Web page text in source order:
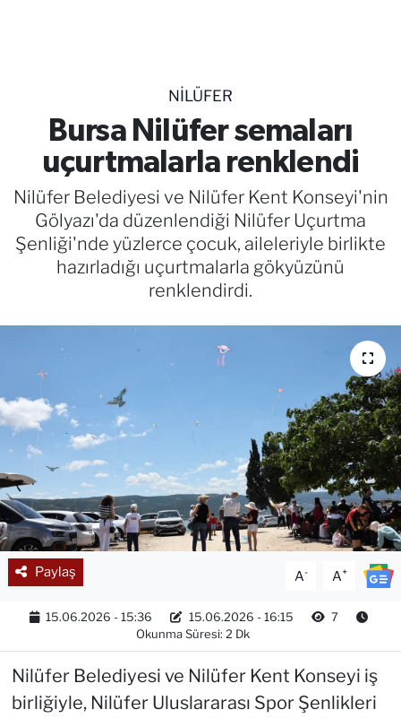
NILÜFER
Bursa Nilüfer semaları
uçurtmalarla renklendi
Nilüfer Belediyesi ve Nilüfer Kent Konseyi'nin
Gölyazı'da düzenlendiği Nilüfer Uçurtma
Şenliği'nde yüzlerce çocuk, aileleriyle birlikte
hazırladığı uçurtmalarla gökyüzünü
renklendirdi.
Paylaş A- A+
15.06.2026 - 15:36 15.06.2026 - 16:15
7
Okunma Süresi: 2 Dk
Nilüfer Belediyesi ve Nilüfer Kent Konseyi iş
birliğiyle, Nilüfer Uluslararası Spor Şenlikleri
RESMİ İLANLAR
Gencsesfm Canlı Dinle